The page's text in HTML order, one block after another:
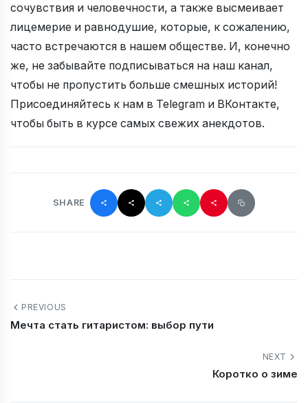
сочувствия и человечности, а также высмеивает
лицемерие и равнодушие, которые, к сожалению,
часто встречаются в нашем обществе. И, конечно
же, не забывайте подписываться на наш канал,
чтобы не пропустить больше смешных историй!
Присоединяйтесь к нам в Telegram и ВКонтакте,
чтобы быть в курсе самых свежих анекдотов.
SHARE
PREVIOUS
Мечта стать гитаристом: выбор пути
NEXT
Коротко о зиме